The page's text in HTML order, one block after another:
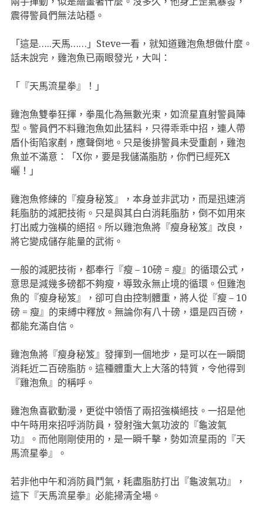
震得警員們無法站穩。
「這是…..天馬……」Steve一看，就知道雞泡魚想做什麼。
話未說完，雞泡魚已兩眼發光，大叫：
「『天馬流星拳』！」
雞泡魚雙拳狂揮，拳風化為無數光束，如流星直射警員陣
型。警員們不料雞泡魚如此猛料，只得乖乖中招，連人帶
盾仆街陷家剷，應聲倒地。只是後排警員未受重創，雞泡
魚並不滿意：「X你，要是我儲滿脂肪，你們已經死X
曬！」
雞泡魚修練的『瘦身秘笈』，本身並非武功，而是迅速消
耗脂肪的減肥技術。只是與其白白消耗脂肪，倒不如用來
打出威力強橫的絕招。所以雞泡魚將『瘦身秘笈』改良，
將它變成儲存能量的武術。
一般的減肥技術，都奉行『瘦 – 10磅 = 瘦』的循環公式，
意思是減幾多磅都不夠瘦，導致永無止境的循環。但雞泡
魚的『瘦身秘笈』，卻可自由控制體重，將人從『瘦 – 10
磅 = 瘦』的束縛中釋放。無論你有八十磅，還是四百磅，
都能充滿自信。
雞泡魚將『瘦身秘笈』發揮到一個地步，是可以在一瞬間
消耗近二百磅脂肪。這種體重大上大落的特質，令他得到
『雞泡魚』的稱呼。
雞泡魚喜歡動漫，更從中領悟了兩招強橫絕技。一招是他
中午時用來招呼消防員，發射強大氣功波的『龜波氣
功』。而他剛剛使用的，是一瞬千擊，勢如流星雨的『天
馬流星拳』。
若非他中午和消防員鬥氣，耗盡脂肪打出『龜波氣功』，
這下『天馬流星拳』必能掃清全場。